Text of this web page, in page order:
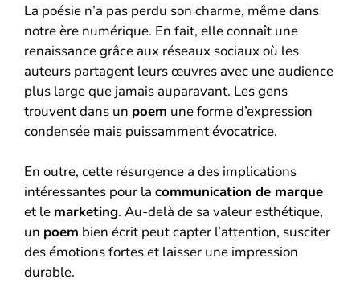
La poésie n’a pas perdu son charme, même dans
notre ère numérique. En fait, elle connaît une
renaissance grâce aux réseaux sociaux où les
auteurs partagent leurs œuvres avec une audience
plus large que jamais auparavant. Les gens
trouvent dans un poem une forme d’expression
condensée mais puissamment évocatrice.
En outre, cette résurgence a des implications
intéressantes pour la communication de marque
et le marketing. Au-delà de sa valeur esthétique,
un poem bien écrit peut capter l’attention, susciter
des émotions fortes et laisser une impression
durable.